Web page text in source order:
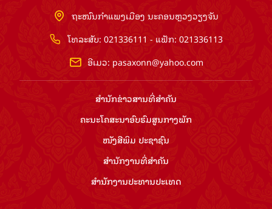
ຖະໜົນກຳແພງເມືອງ ນະຄອນຫຼວງວຽງຈັນ
ໂທລະສັບ: 021336111 - ແຟັກ: 021336113
ອີເມວ: pasaxonn@yahoo.com
ສຳ​ນັກ​ຂ່າວ​ສານ​ທີ່​ສຳ​ຄັນ​
ຄະນະໂຄສະນາອົບຮົມ​ສູນ​ກາງ​ພັກ
ໜັງສືພິມ ປະ​ຊາ​ຊົນ
ສຳ​ນັກ​ງານ​ທີ່​ສຳ​ຄັນ
ສຳ​ນັກ​ງານ​ປະ​ທານ​ປະ​ເທດ